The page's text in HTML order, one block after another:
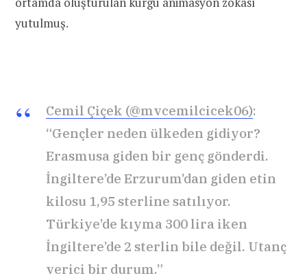
yutulmuş.
Cemil Çiçek (@mvcemilcicek06):
“Gençler neden ülkeden gidiyor?
Erasmusa giden bir genç gönderdi.
İngiltere’de Erzurum’dan giden etin
kilosu 1,95 sterline satılıyor.
Türkiye’de kıyma 300 lira iken
İngiltere’de 2 sterlin bile değil. Utanç
verici bir durum.”